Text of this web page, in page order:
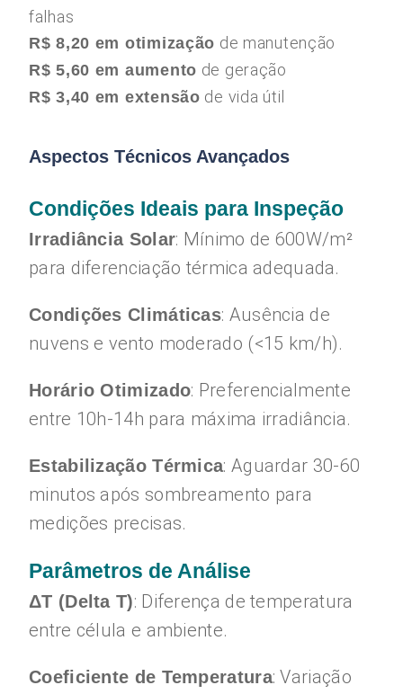
falhas
R$ 8,20 em otimização de manutenção
R$ 5,60 em aumento de geração
R$ 3,40 em extensão de vida útil
Aspectos Técnicos Avançados
Condições Ideais para Inspeção
Irradiância Solar: Mínimo de 600W/m²
para diferenciação térmica adequada.
Condições Climáticas: Ausência de
nuvens e vento moderado (<15 km/h).
Horário Otimizado: Preferencialmente
entre 10h-14h para máxima irradiância.
Estabilização Térmica: Aguardar 30-60
minutos após sombreamento para
medições precisas.
Parâmetros de Análise
ΔT (Delta T): Diferença de temperatura
entre célula e ambiente.
Coeficiente de Temperatura: Variação